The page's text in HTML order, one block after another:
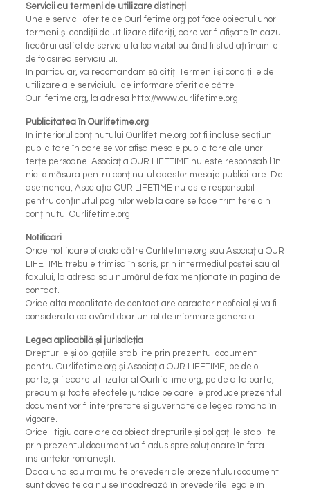
Servicii cu termeni de utilizare distincți
Unele servicii oferite de Ourlifetime.org pot face obiectul unor
termeni și condiții de utilizare diferiți, care vor fi afișate în cazul
fiecărui astfel de serviciu la loc vizibil putând fi studiați înainte
de folosirea serviciului.
In particular, va recomandam să citiți Termenii și condițiile de
utilizare ale serviciului de informare oferit de către
Ourlifetime.org, la adresa http://www.ourlifetime.org.
Publicitatea în Ourlifetime.org
In interiorul conținutului Ourlifetime.org pot fi incluse secțiuni
publicitare în care se vor afișa mesaje publicitare ale unor
terțe persoane. Asociația OUR LIFETIME nu este responsabil în
nici o măsura pentru conținutul acestor mesaje publicitare. De
asemenea, Asociația OUR LIFETIME nu este responsabil
pentru conținutul paginilor web la care se face trimitere din
conținutul Ourlifetime.org.
Notificari
Orice notificare oficiala către Ourlifetime.org sau Asociația OUR
LIFETIME trebuie trimisa în scris, prin intermediul poștei sau al
faxului, la adresa sau numărul de fax menționate în pagina de
contact.
Orice alta modalitate de contact are caracter neoficial și va fi
considerata ca având doar un rol de informare generala.
Legea aplicabilă și jurisdicția
Drepturile și obligațiile stabilite prin prezentul document
pentru Ourlifetime.org și Asociația OUR LIFETIME, pe de o
parte, și fiecare utilizator al Ourlifetime.org, pe de alta parte,
precum și toate efectele juridice pe care le produce prezentul
document vor fi interpretate și guvernate de legea romana în
vigoare.
Orice litigiu care are ca obiect drepturile și obligațiile stabilite
prin prezentul document va fi adus spre soluționare în fata
instanțelor romanești.
Daca una sau mai multe prevederi ale prezentului document
sunt dovedite ca nu se încadrează în prevederile legale în